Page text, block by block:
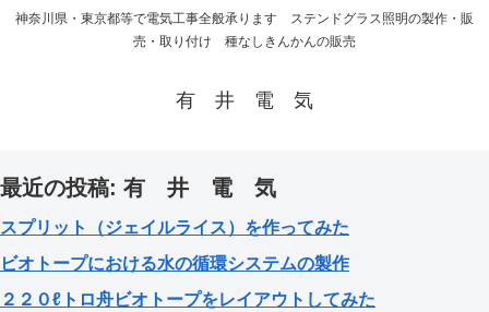
神奈川県・東京都等で電気工事全般承ります ステンドグラス照明の製作・販
売・取り付け 種なしきんかんの販売
有 井 電 気
最近の投稿: 有 井 電 気
スプリット（ジェイルライス）を作ってみた
ビオトープにおける水の循環システムの製作
２２０ℓトロ舟ビオトープをレイアウトしてみた